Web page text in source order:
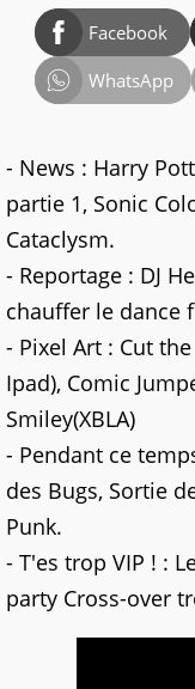
Facebook
WhatsApp
- News : Harry
partie 1, Sonic
Cataclysm.
- Reportage : DJ
chauffer le dance
- Pixel Art : Cut
Ipad), Comic
Smiley(XBLA)
- Pendant ce
des Bugs, Sortie
Punk.
- T'es trop VIP ! :
party Cross-over